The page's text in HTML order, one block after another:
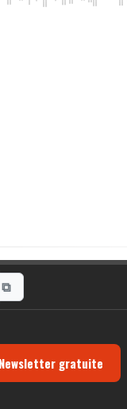
⧉
gratuite